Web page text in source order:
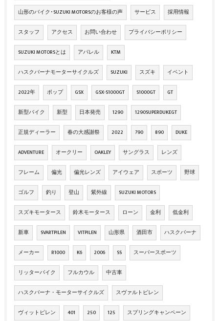
山形のバイク･SUZUKI MOTORSのお客様の声 サービス 採用情報
スタッフ アクセス お問い合わせ プライバシーポリシー
SUZUKI MOTORSとは アパレル KTM
ハスクバーナモーターサイクルズ SUZUKI スズキ イベント
2022年 ポップ GSX GSX-S1000GT S1000GT GT
新型バイク 新型 日本発売 1290 1290SUPERDUKEGT
正規ディーラー 春の大感謝祭 2022 790 890 DUKE
ADVENTURE オークリー OAKLEY サングラス レンズ
フレーム 偏光 偏光レンズ アイウェア スポーツ 野球
ゴルフ 釣り 登山 紫外線 SUZUKI MOTORS
スズキモータース 鈴木モータース ローン 金利 低金利
新車 SVARTPILEN VITPILEN 山形県 酒田市 ハスクバーナ
メーカー R1000 K6 2006 SS スーパースポーツ
リッターバイク フルカウル 中古車
ハスクバーナ・モーターサイクルズ スヴァルトピレン
ヴィットピレン 401 250 125 スプリングキャンペーン